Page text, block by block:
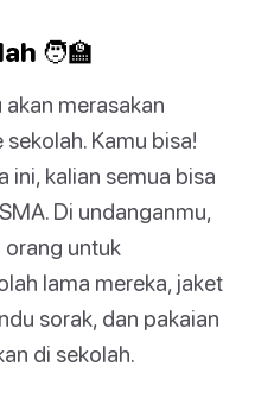
🧑‍🏫
merasakan
Kamu bisa!
ini, kalian semua bisa
Di undanganmu,
orang untuk
lama mereka, jaket
sorak, dan pakaian
di sekolah.